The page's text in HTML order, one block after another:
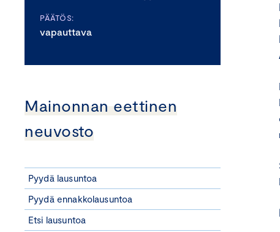
PÄÄTÖS:
vapauttava
Mainonnan eettinen
neuvosto
Pyydä lausuntoa
Pyydä ennakkolausuntoa
Etsi lausuntoa